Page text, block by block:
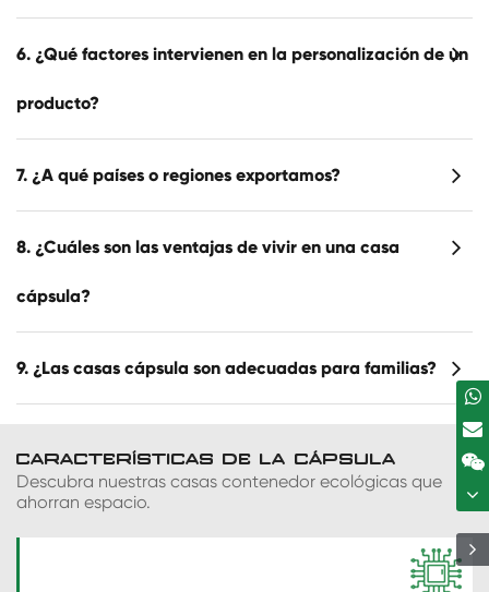
6. ¿Qué factores intervienen en la personalización de un
producto?
7. ¿A qué países o regiones exportamos?
8. ¿Cuáles son las ventajas de vivir en una casa
cápsula?
9. ¿Las casas cápsula son adecuadas para familias?
CARACTERÍSTICAS DE LA CÁPSULA
Descubra nuestras casas contenedor ecológicas que
ahorran espacio.